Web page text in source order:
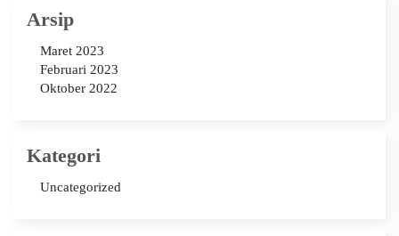
Arsip
Maret 2023
Februari 2023
Oktober 2022
Kategori
Uncategorized